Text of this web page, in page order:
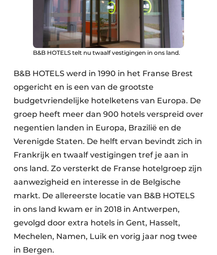
B&B HOTELS telt nu twaalf vestigingen in ons land.
B&B HOTELS werd in 1990 in het Franse Brest
opgericht en is een van de grootste
budgetvriendelijke hotelketens van Europa. De
groep heeft meer dan 900 hotels verspreid over
negentien landen in Europa, Brazilië en de
Verenigde Staten. De helft ervan bevindt zich in
Frankrijk en twaalf vestigingen tref je aan in
ons land. Zo versterkt de Franse hotelgroep zijn
aanwezigheid en interesse in de Belgische
markt. De allereerste locatie van B&B HOTELS
in ons land kwam er in 2018 in Antwerpen,
gevolgd door extra hotels in Gent, Hasselt,
Mechelen, Namen, Luik en vorig jaar nog twee
in Bergen.